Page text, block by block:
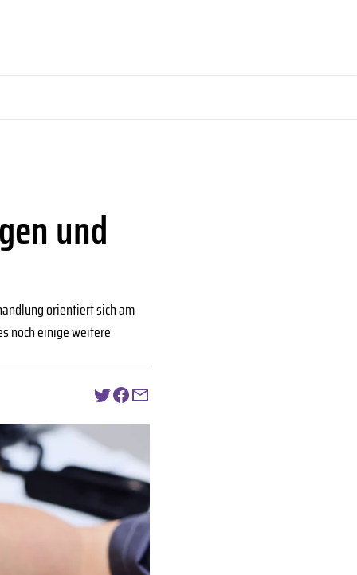
und
orientiert sich am
noch einige weitere